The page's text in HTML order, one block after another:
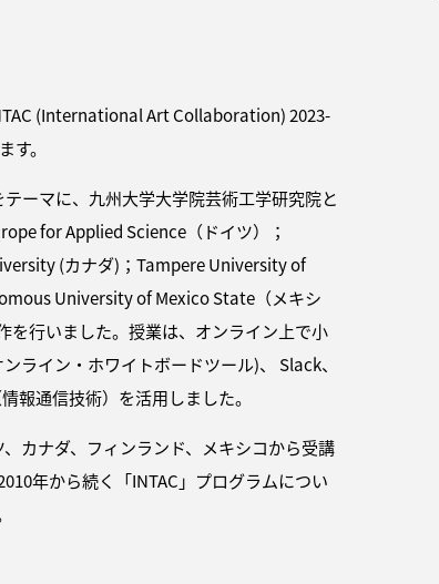
(International Art Collaboration) 2023-
。
ーマに、九州大学大学院芸術工学研究院と
for Applied Science（ドイツ）；
(カナダ)；Tampere University of
University of Mexico State（メキシ
を行いました。授業は、オンライン上で小
ライン・ホワイトボードツール)、 Slack、
報通信技術）を活用しました。
カナダ、フィンランド、メキシコから受講
年から続く「INTAC」プログラムについ